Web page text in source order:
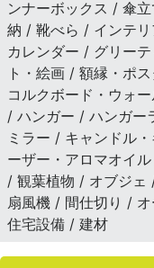
ンナーボックス / 傘
納 / 靴べら / インテ
カレンダー / グリー
ト・絵画 / 額縁・ポ
コルクボード・ウォ
/ ハンガー / ハンガー
ミラー / キャンドル
ーザー・アロマオイ
/ 観葉植物 / オブジェ
扇風機 / 間仕切り /
住宅設備 / 建材